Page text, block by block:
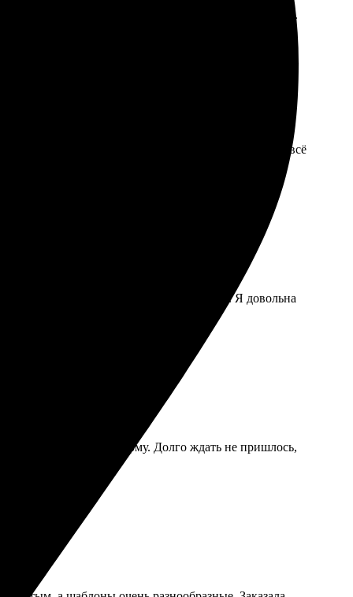
качество отличное. Буду заказывать еще раз.
приятно удивило качество. Доставка быстрая, всё
получились отличного качества. Я довольна
снимок, заполнила форму. Долго ждать не пришлось,